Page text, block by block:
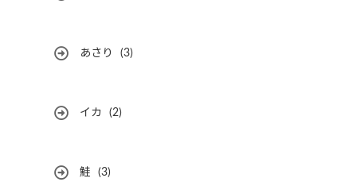
あさり (3)
イカ (2)
鮭 (3)